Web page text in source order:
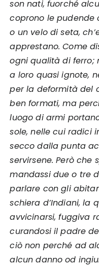
son nati, fuorché
coprono le pudende
o un velo di seta,
apprestano. Come
ogni qualità di ferro;
a loro quasi ignote,
per la deformità del
ben formati, ma
luogo di armi
sole, nelle cui radici
secco dalla punta
servirsene. Però che
mandassi due o tre
parlare con gli
schiera d’Indiani, la
avvicinarsi, fuggiva
curandosi il padre
ciò non perché ad
alcun danno od